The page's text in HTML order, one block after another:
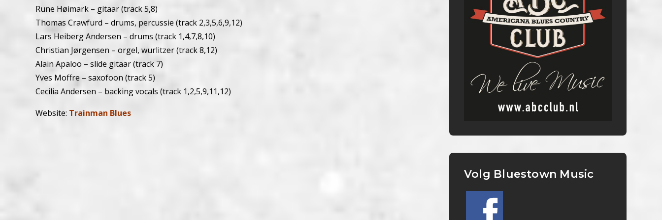
Rune Høimark – gitaar (track 5,8)
Thomas Crawfurd – drums, percussie (track 2,3,5,6,9,12)
Lars Heiberg Andersen – drums (track 1,4,7,8,10)
Christian Jørgensen – orgel, wurlitzer (track 8,12)
Alain Apaloo – slide gitaar (track 7)
Yves Moffre – saxofoon (track 5)
Cecilia Andersen – backing vocals (track 1,2,5,9,11,12)
Website: Trainman Blues
Volg Bluestown Music